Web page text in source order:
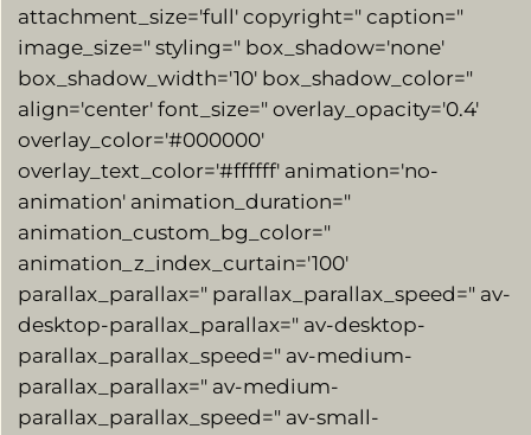
attachment_size='full' copyright=" caption="
image_size=" styling=" box_shadow='none'
box_shadow_width='10' box_shadow_color="
align='center' font_size=" overlay_opacity='0.4′
overlay_color='#000000′
overlay_text_color='#ffffff' animation='no-
animation' animation_duration="
animation_custom_bg_color="
animation_z_index_curtain='100′
parallax_parallax=" parallax_parallax_speed=" av-
desktop-parallax_parallax=" av-desktop-
parallax_parallax_speed=" av-medium-
parallax_parallax=" av-medium-
parallax_parallax_speed=" av-small-